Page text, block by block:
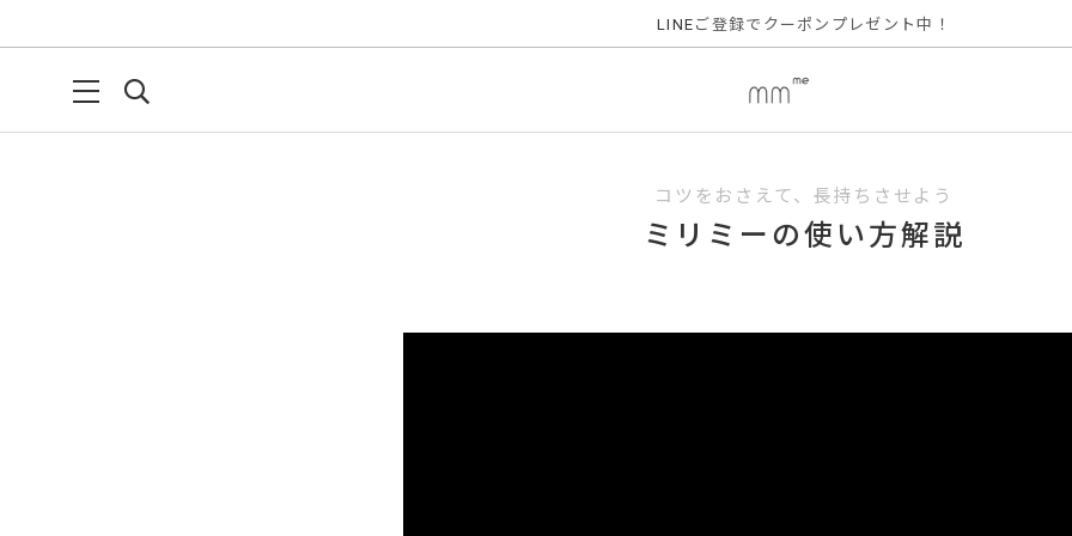
LINE ご登録でクーポンプレゼント中！
コツをおさえて、長持ちさせよう
ミリミーの使い方解説